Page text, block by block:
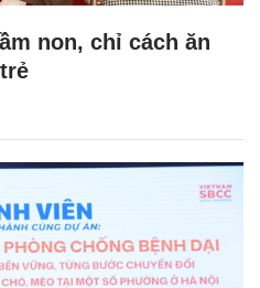
non, chỉ cách ăn